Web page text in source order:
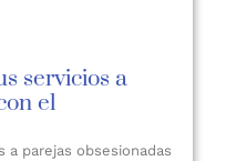
servicios a
el
a parejas obsesionadas